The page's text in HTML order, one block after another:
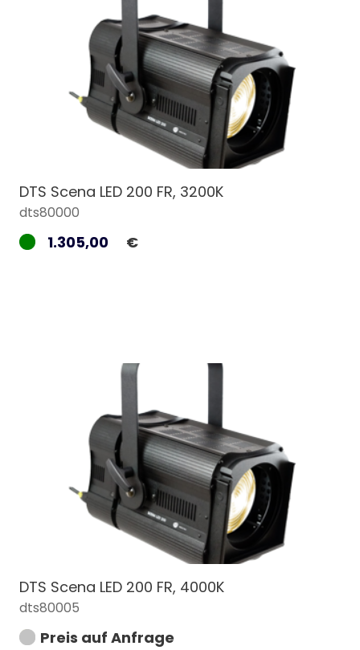
DTS Scena LED 200 FR, 3200K
dts80000
1.305,00 €
DTS Scena LED 200 FR, 4000K
dts80005
Preis auf Anfrage